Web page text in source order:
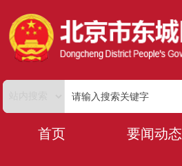
首页 要闻动态